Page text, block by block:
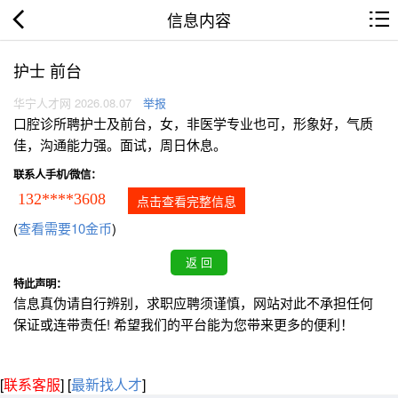
信息内容
护士 前台
华宁人才网 2026.08.07 举报
口腔诊所聘护士及前台，女，非医学专业也可，形象好，气质
佳，沟通能力强。面试，周日休息。
联系人手机/微信：
132****3608 点击查看完整信息
(查看需要10金币)
特此声明：
信息真伪请自行辨别，求职应聘须谨慎，网站对此不承担任何
保证或连带责任! 希望我们的平台能为您带来更多的便利！
[联系客服] [最新找人才]